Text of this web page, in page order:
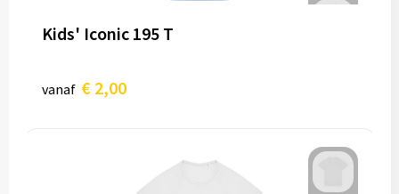
Kids' Iconic 195 T
vanaf € 2,00